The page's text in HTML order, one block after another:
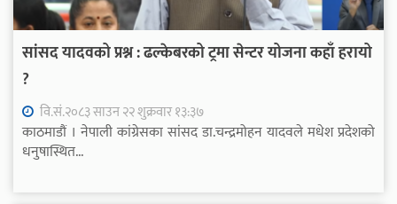
सांसद यादवको प्रश्न : ढल्केबरको ट्रमा सेन्टर योजना कहाँ हरायो
?
वि.सं.२०८३ साउन २२ शुक्रवार १३:३७
काठमाडौं । नेपाली कांग्रेसका सांसद डा.चन्द्रमोहन यादवले मधेश प्रदेशको
धनुषास्थित...